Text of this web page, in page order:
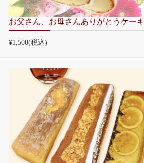
お父さん、お母さんありがとうケーキ
¥1,500(税込)